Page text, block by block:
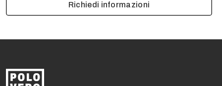
Richiedi informazioni